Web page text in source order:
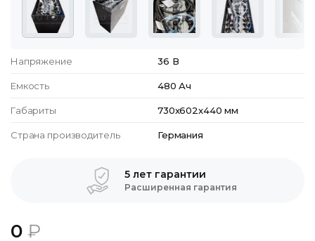
Напряжение 36 В
Емкость 480 Ач
Габариты 730x602x440 мм
Страна производитель Германия
5 лет гарантии
Расширенная гарантия
0 ₽